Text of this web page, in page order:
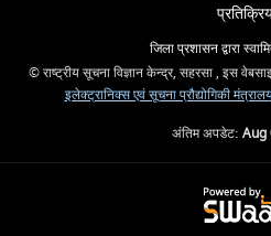
जिला प्रशासन द्वारा
© राष्ट्रीय सूचना विज्ञान केन्द्र, सहरसा , इस
इलेक्ट्रानिक्स एवं सूचना प्रौद्योगिकी
अंतिम अपडेट: Aug